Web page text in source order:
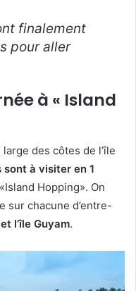
finalement
pour aller
à « Island
large des côtes de l’île
à visiter en 1
Hopping». On
sur chacune d’entre-
l’île Guyam.